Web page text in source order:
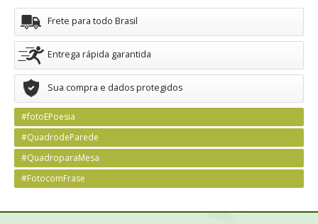
Frete para todo Brasil
Entrega rápida garantida
Sua compra e dados protegidos
#fotoEPoesia
#QuadrodeParede
#QuadroparaMesa
#FotocomFrase